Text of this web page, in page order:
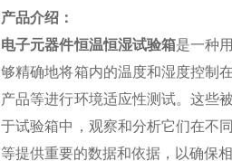
产品介绍：
电子元器件恒温恒湿试验箱是一种
够精确地将箱内的温度和湿度控制
产品等进行环境适应性测试。这些
于试验箱中，观察和分析它们在不
等提供重要的数据和依据，以确保